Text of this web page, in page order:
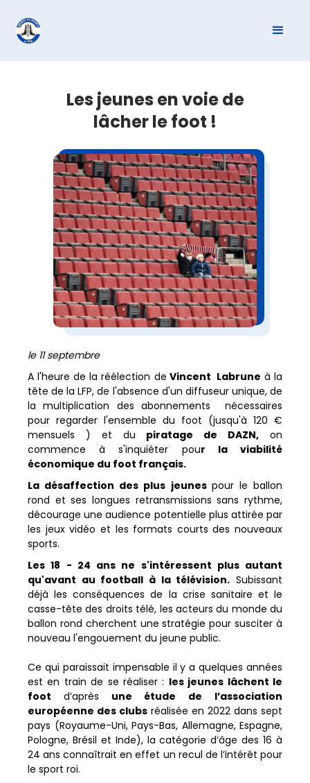
Les jeunes en voie de
lâcher le foot !
le 11 septembre
A l'heure de la réélection de Vincent Labrune à la
tête de la LFP, de l'absence d'un diffuseur unique, de
la multiplication des abonnements nécessaires
pour regarder l'ensemble du foot (jusqu'à 120 €
mensuels ) et du piratage de DAZN, on
commence à s'inquiéter pour la viabilité
économique du foot français.
La désaffection des plus jeunes pour le ballon
rond et ses longues retransmissions sans rythme,
décourage une audience potentielle plus attirée par
les jeux vidéo et les formats courts des nouveaux
sports.
Les 18 - 24 ans ne s'intéressent plus autant
qu'avant au football à la télévision. Subissant
déjà les conséquences de la crise sanitaire et le
casse-tête des droits télé, les acteurs du monde du
ballon rond cherchent une stratégie pour susciter à
nouveau l'engouement du jeune public.
Ce qui paraissait impensable il y a quelques années
est en train de se réaliser : les jeunes lâchent le
foot d’après une étude de l’association
européenne des clubs réalisée en 2022 dans sept
pays (Royaume-Uni, Pays-Bas, Allemagne, Espagne,
Pologne, Brésil et Inde), la catégorie d’âge des 16 à
24 ans connaîtrait en effet un recul de l’intérêt pour
le sport roi.